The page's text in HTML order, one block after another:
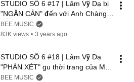
STUDIO SỐ 6 #17 | Lâm Vỹ Dạ bị
"NGĂN CẢN" đến với Anh Chàng
Đẹp Trai một thời Châu Gia Kiệt
BEE MUSIC
83K views • 3 years ago
STUDIO SỐ 6 #18 | Lâm Vỹ Dạ
"PHÁN XÉT" gu thời trang của MC
Sam vì MẶC CÁI MÙNG lên sóng
BEE MUSIC